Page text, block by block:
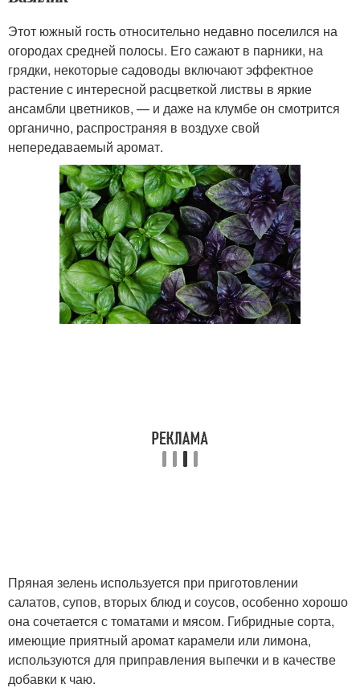
Этот южный гость относительно недавно поселился на
огородах средней полосы. Его сажают в парники, на
грядки, некоторые садоводы включают эффектное
растение с интересной расцветкой листвы в яркие
ансамбли цветников, — и даже на клумбе он смотрится
органично, распространяя в воздухе свой
непередаваемый аромат.
Пряная зелень используется при приготовлении
салатов, супов, вторых блюд и соусов, особенно хорошо
она сочетается с томатами и мясом. Гибридные сорта,
имеющие приятный аромат карамели или лимона,
используются для приправления выпечки и в качестве
добавки к чаю.